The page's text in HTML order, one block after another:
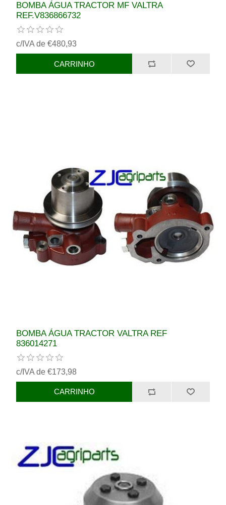
BOMBA ÁGUA TRACTOR MF VALTRA
REF.V836866732
c/IVA de €480,93
BOMBA ÁGUA TRACTOR VALTRA REF
836014271
c/IVA de €173,98